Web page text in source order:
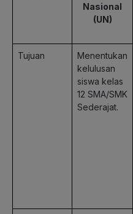
Nasional
(UN)
Tujuan
Menentukan
kelulusan
siswa kelas
12 SMA/SMK
Sederajat.